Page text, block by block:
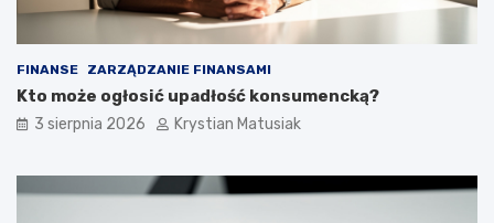
FINANSE ZARZĄDZANIE FINANSAMI
Kto może ogłosić upadłość konsumencką?
3 sierpnia 2026 Krystian Matusiak